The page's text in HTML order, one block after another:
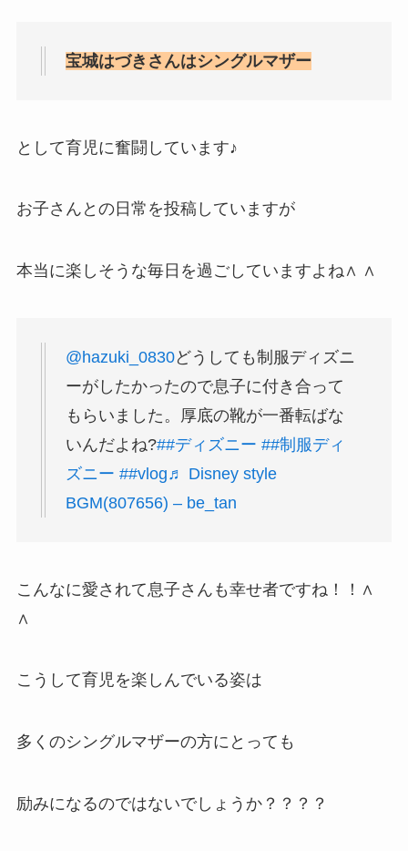
宝城はづきさんはシングルマザー
として育児に奮闘しています♪
お子さんとの日常を投稿していますが
本当に楽しそうな毎日を過ごしていますよね∧ ∧
@hazuki_0830どうしても制服ディズニ
ーがしたかったので息子に付き合って
もらいました。厚底の靴が一番転ばな
いんだよね?##ディズニー ##制服ディ
ズニー ##vlog♬ Disney style
BGM(807656) – be_tan
こんなに愛されて息子さんも幸せ者ですね！！∧
∧
こうして育児を楽しんでいる姿は
多くのシングルマザーの方にとっても
励みになるのではないでしょうか？？？？